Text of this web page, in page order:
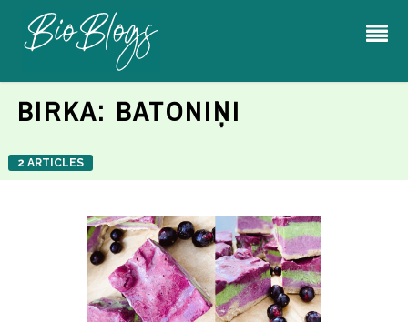
BIRKA: BATONIŅI
2 ARTICLES